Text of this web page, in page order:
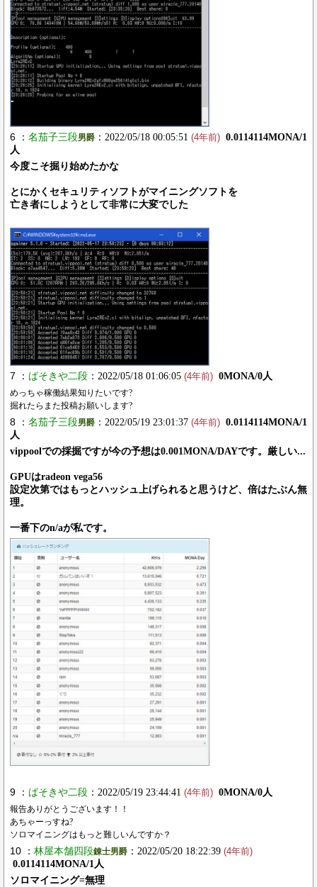
6 ： 名茄子三段男爵 ：2022/05/18 00:05:51 (4年前) 0.0114114MONA/1
人
今度こそ掘り始めたかな
とにかくセキュリティソフトがマイニングソフトを
亡き者にしようとして非常に大変でした
7 ： ばそきや二段 ：2022/05/18 01:06:05 (4年前) 0MONA/0人
めっちゃ稼働結果知りたいです?
掘れたらまた投稿お願いします?
8 ： 名茄子三段男爵 ：2022/05/19 23:01:37 (4年前) 0.0114114MONA/1
人
vippoolでの採掘ですが今の予想は0.001MONA/DAYです。厳しい...
GPUはradeon vega56
設定次第ではもっとハッシュ上げられると思うけど、倍はたぶん無
理。
一番下のn/aが私です。
9 ： ばそきや二段 ：2022/05/19 23:44:41 (4年前) 0MONA/0人
報告ありがとうございます！！
あちゃーっすね?
ソロマイニングはもっと難しいんですか？
10 ： 林屋本舗四段錬士男爵 ：2022/05/20 18:22:39 (4年前)
0.0114114MONA/1人
ソロマイニング=無理